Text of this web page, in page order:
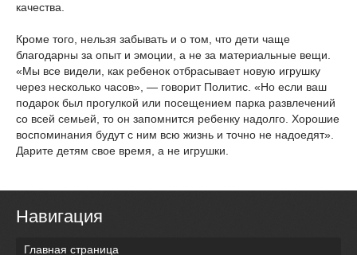
качества.
Кроме того, нельзя забывать и о том, что дети чаще
благодарны за опыт и эмоции, а не за материальные вещи.
«Мы все видели, как ребенок отбрасывает новую игрушку
через несколько часов», — говорит Политис. «Но если ваш
подарок был прогулкой или посещением парка развлечений
со всей семьей, то он запомнится ребенку надолго. Хорошие
воспоминания будут с ним всю жизнь и точно не надоедят».
Дарите детям свое время, а не игрушки.
Навигация
Главная страница